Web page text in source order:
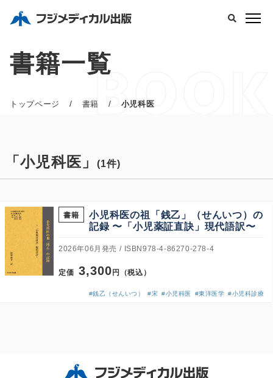
書籍一覧BOOK
トップページ / 書籍 / 小児科医
「小児科医」(1件)
書籍
小児科医の祖「銭乙」（せんいつ）の
記録 〜「小児薬証直訣」現代語訳〜
2026年06月発売 ISBN978-4-86270-278-4
定価 3,300 円（税込）
#銭乙（せんいつ） #宋 #小児科医 #東洋医学 #小児科診療